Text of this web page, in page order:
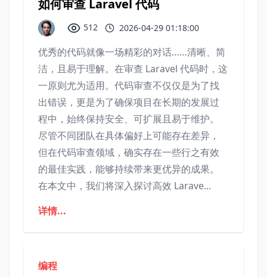
如何审查 Laravel 代码
512 2026-04-29 01:18:00
优秀的代码就像一场精彩的对话……清晰、简
洁，且易于理解。在审查 Laravel 代码时，这
一原则尤为适用。代码审查不仅仅是为了找
出错误，更是为了确保项目在长期的发展过
程中，始终保持安全、可扩展且易于维护。
尽管不同团队在具体偏好上可能存在差异，
但在代码审查领域，确实存在一些行之有效
的最佳实践，能够持续带来更优异的成果。
在本文中，我们将深入探讨高效 Larave...
详情...
编程